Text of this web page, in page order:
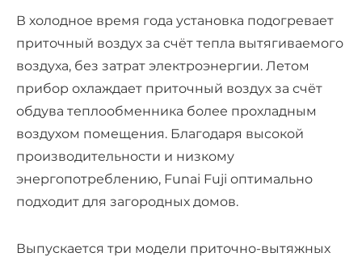
В холодное время года установка подогревает
приточный воздух за счёт тепла вытягиваемого
воздуха, без затрат электроэнергии. Летом
прибор охлаждает приточный воздух за счёт
обдува теплообменника более прохладным
воздухом помещения. Благодаря высокой
производительности и низкому
энергопотреблению, Funai Fuji оптимально
подходит для загородных домов.
Выпускается три модели приточно-вытяжных